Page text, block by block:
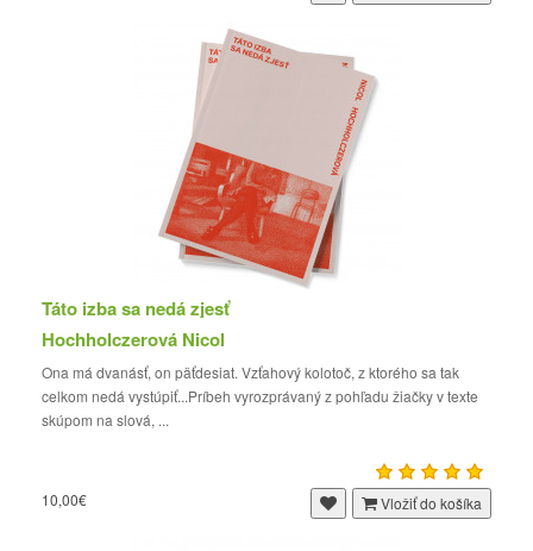
Táto izba sa nedá zjesť
Hochholczerová Nicol
Ona má dvanásť, on päťdesiat. Vzťahový kolotoč, z ktorého sa tak
celkom nedá vystúpiť...Príbeh vyrozprávaný z pohľadu žiačky v texte
skúpom na slová, ...
10,00€ Vložiť do košíka